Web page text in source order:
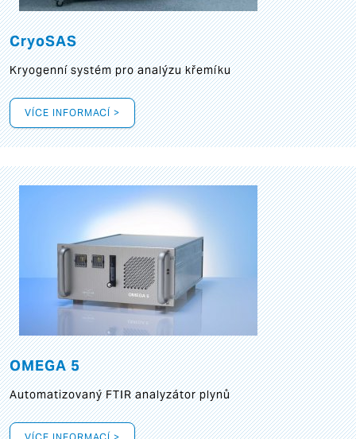
CryoSAS
Kryogenní systém pro analýzu křemíku
VÍCE INFORMACÍ >
OMEGA 5
Automatizovaný FTIR analyzátor plynů